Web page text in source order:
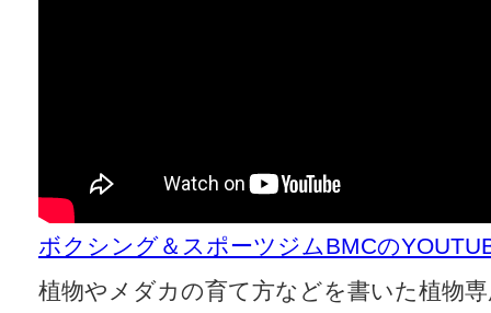
ボクシング＆スポーツジムBMCの
植物やメダカの育て方などを書いた植物